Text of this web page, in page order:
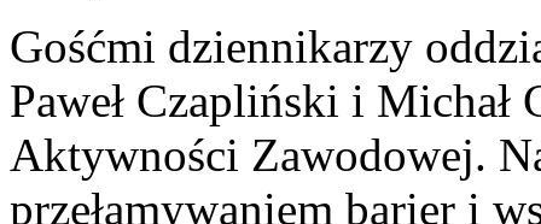
Gośćmi dziennikarzy
Paweł Czapliński i Michał
Aktywności Zawodowej.
przełamywaniem barier i